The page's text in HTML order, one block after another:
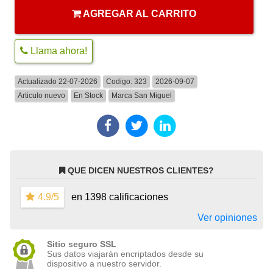
AGREGAR AL CARRITO
Llama ahora!
Actualizado 22-07-2026 Codigo:323
2026-09-07
Articulo nuevo
En Stock MarcaSan Miguel
QUE DICEN NUESTROS CLIENTES?
4.9/5
en 1398 calificaciones
Ver opiniones
Sitio seguro SSL
Sus datos viajarán encriptados desde su
dispositivo a nuestro servidor.